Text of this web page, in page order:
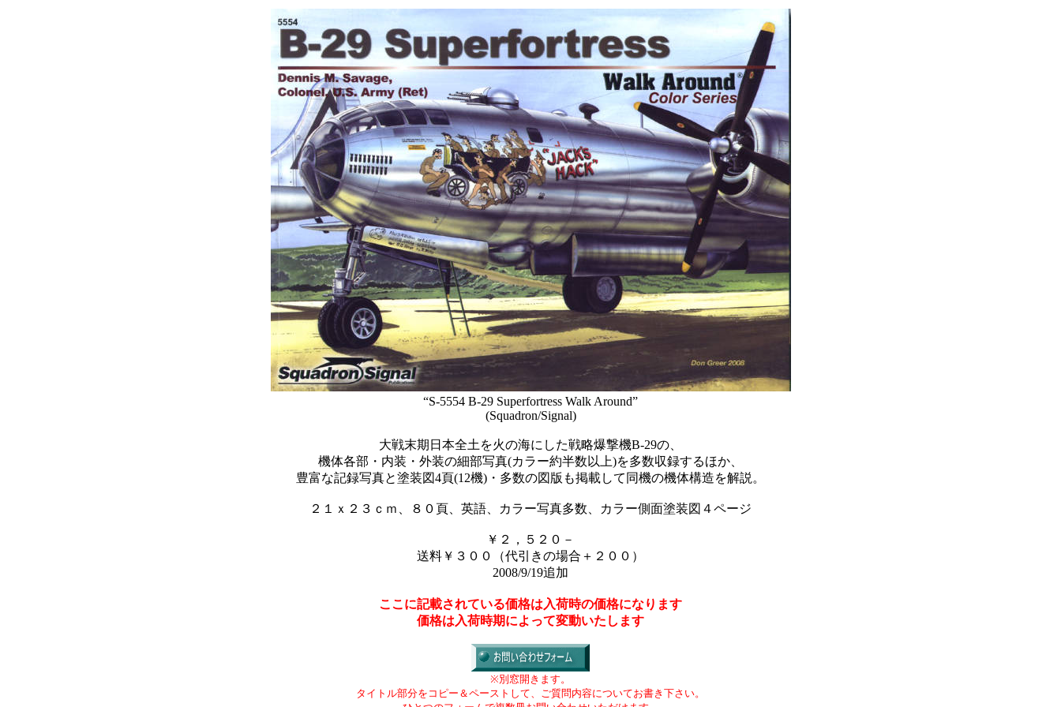
“S-5554 B-29 Superfortress Walk Around”
(Squadron/Signal)
大戦末期日本全土を火の海にした戦略爆撃機B-29の、
機体各部・内装・外装の細部写真(カラー約半数以上)を多数収録するほか、
豊富な記録写真と塗装図4頁(12機)・多数の図版も掲載して同機の機体構造を解説。
２１ｘ２３ｃｍ、８０頁、英語、カラー写真多数、カラー側面塗装図４ページ
￥２，５２０－
送料￥３００（代引きの場合＋２００）
2008/9/19追加
ここに記載されている価格は入荷時の価格になります
価格は入荷時期によって変動いたします
※別窓開きます。
タイトル部分をコピー＆ペーストして、ご質問内容についてお書き下さい。